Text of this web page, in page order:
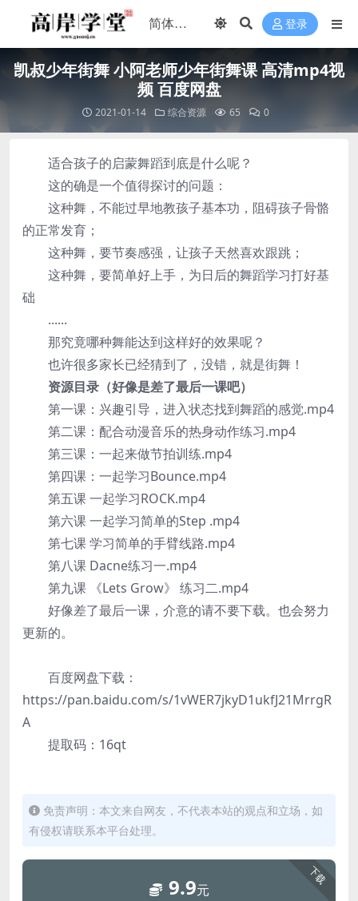
登录
凯叔少年街舞 小阿老师少年街舞课 高清mp4视
频 百度网盘
2021-01-14 综合资源 65 0
适合孩子的启蒙舞蹈到底是什么呢？
这的确是一个值得探讨的问题：
这种舞，不能过早地教孩子基本功，阻碍孩子骨骼
的正常发育；
这种舞，要节奏感强，让孩子天然喜欢跟跳；
这种舞，要简单好上手，为日后的舞蹈学习打好基
础
......
那究竟哪种舞能达到这样好的效果呢？
也许很多家长已经猜到了，没错，就是街舞！
资源目录（好像是差了最后一课吧）
第一课：兴趣引导，进入状态找到舞蹈的感觉.mp4
第二课：配合动漫音乐的热身动作练习.mp4
第三课：一起来做节拍训练.mp4
第四课：一起学习Bounce.mp4
第五课 一起学习ROCK.mp4
第六课 一起学习简单的Step .mp4
第七课 学习简单的手臂线路.mp4
第八课 Dacne练习一.mp4
第九课 《Lets Grow》 练习二.mp4
好像差了最后一课，介意的请不要下载。也会努力
更新的。
百度网盘下载：
https://pan.baidu.com/s/1vWER7jkyD1ukfJ21MrrgR
A
提取码：16qt
免责声明：本文来自网友，不代表本站的观点和立场，如
有侵权请联系本平台处理。
下载
9.9元